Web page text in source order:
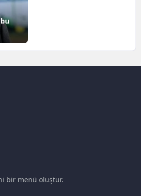
bir menü oluştur.